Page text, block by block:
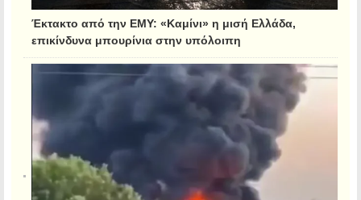
Έκτακτο από την ΕΜΥ: «Καμίνι» η μισή Ελλάδα,
επικίνδυνα μπουρίνια στην υπόλοιπη